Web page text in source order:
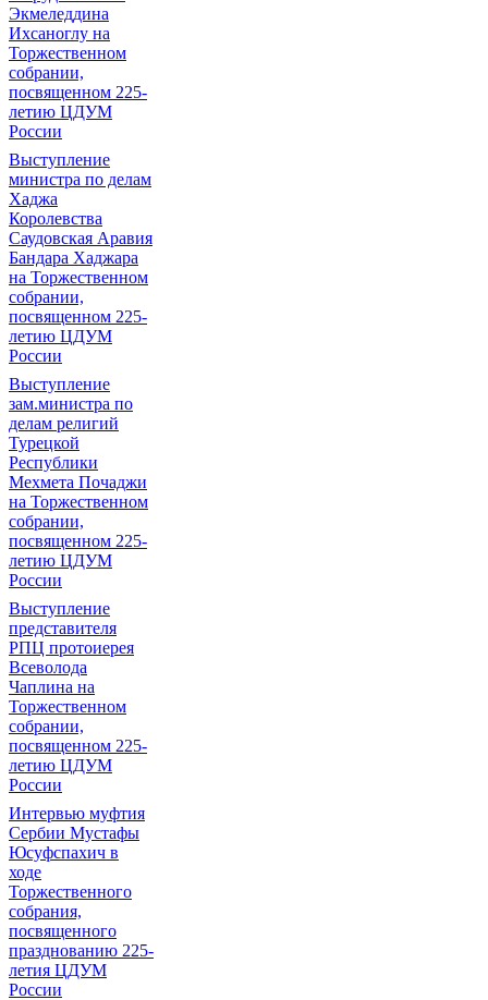
Экмеледдина
Ихсаноглу на
Торжественном
собрании,
посвященном 225-
летию ЦДУМ
России
Выступление
министра по делам
Хаджа
Королевства
Саудовская Аравия
Бандара Хаджара
на Торжественном
собрании,
посвященном 225-
летию ЦДУМ
России
Выступление
зам.министра по
делам религий
Турецкой
Республики
Мехмета Почаджи
на Торжественном
собрании,
посвященном 225-
летию ЦДУМ
России
Выступление
представителя
РПЦ протоиерея
Всеволода
Чаплина на
Торжественном
собрании,
посвященном 225-
летию ЦДУМ
России
Интервью муфтия
Сербии Мустафы
Юсуфспахич в
ходе
Торжественного
собрания,
посвященного
празднованию 225-
летия ЦДУМ
России